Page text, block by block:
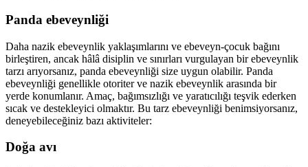
Panda ebeveynliği
Daha nazik ebeveynlik yaklaşımlarını ve ebeveyn-çocuk bağını
birleştiren, ancak hâlâ disiplin ve sınırları vurgulayan bir ebeveynlik
tarzı arıyorsanız, panda ebeveynliği size uygun olabilir. Panda
ebeveynliği genellikle otoriter ve nazik ebeveynlik arasında bir
yerde konumlanır. Amaç, bağımsızlığı ve yaratıcılığı teşvik ederken
sıcak ve destekleyici olmaktır. Bu tarz ebeveynliği benimsiyorsanız,
deneyebileceğiniz bazı aktiviteler:
Doğa avı